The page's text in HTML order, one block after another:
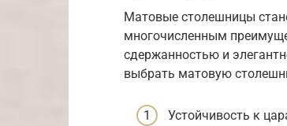
Матовые столешницы
многочисленным
сдержанностью и
выбрать матовую
Устойчивость к